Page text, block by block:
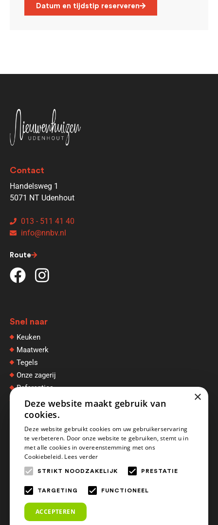
Datum en tijdstip reserveren
Contact
Handelsweg 1
5071 NT Udenhout
013 - 511 41 40
info@nnbv.nl
Route
Snel naar
Keuken
Maatwerk
Tegels
Onze zagerij
Referenties
Afspraak maken
Openingstijden
Maandag
Gesloten
Dinsdag
09.00 - 17.00 uur
Woensdag
09.00 - 17.00 uur
Donderdag
09.00 - 17.00 uur
Vrijdag
09.00 - 17.00 uur
Zaterdag
Zondag
×
Deze website maakt gebruik van
cookies.
Deze website gebruikt cookies om uw gebruikerservaring
te verbeteren. Door onze website te gebruiken, stemt u in
met alle cookies in overeenstemming met ons
Cookiebeleid. Lees verder
STRIKT NOODZAKELIJK PRESTATIE
TARGETING FUNCTIONEEL
ACCEPTEREN